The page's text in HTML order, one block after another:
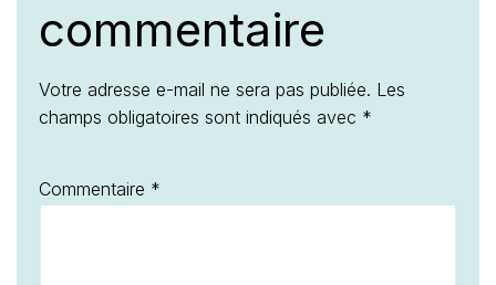
commentaire
Votre adresse e-mail ne sera pas publiée. Les
champs obligatoires sont indiqués avec *
Commentaire *